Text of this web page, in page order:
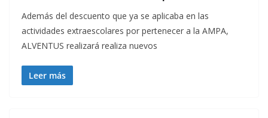
Además del descuento que ya se aplicaba en las
actividades extraescolares por pertenecer a la AMPA,
ALVENTUS realizará realiza nuevos
Leer más